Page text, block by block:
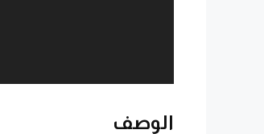
الوصف